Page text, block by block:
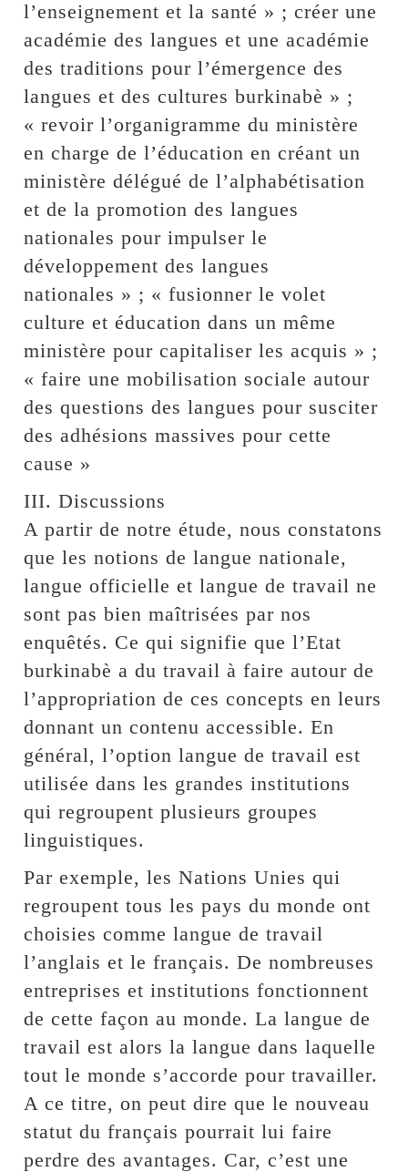
l’enseignement et la santé » ; créer une
académie des langues et une académie
des traditions pour l’émergence des
langues et des cultures burkinabè » ;
« revoir l’organigramme du ministère
en charge de l’éducation en créant un
ministère délégué de l’alphabétisation
et de la promotion des langues
nationales pour impulser le
développement des langues
nationales » ; « fusionner le volet
culture et éducation dans un même
ministère pour capitaliser les acquis » ;
« faire une mobilisation sociale autour
des questions des langues pour susciter
des adhésions massives pour cette
cause »
III. Discussions
A partir de notre étude, nous constatons
que les notions de langue nationale,
langue officielle et langue de travail ne
sont pas bien maîtrisées par nos
enquêtés. Ce qui signifie que l’Etat
burkinabè a du travail à faire autour de
l’appropriation de ces concepts en leurs
donnant un contenu accessible. En
général, l’option langue de travail est
utilisée dans les grandes institutions
qui regroupent plusieurs groupes
linguistiques.
Par exemple, les Nations Unies qui
regroupent tous les pays du monde ont
choisies comme langue de travail
l’anglais et le français. De nombreuses
entreprises et institutions fonctionnent
de cette façon au monde. La langue de
travail est alors la langue dans laquelle
tout le monde s’accorde pour travailler.
A ce titre, on peut dire que le nouveau
statut du français pourrait lui faire
perdre des avantages. Car, c’est une